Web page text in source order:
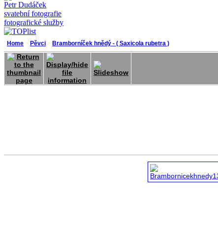
Petr Dudáček
svatební fotografie
fotografické služby
Home Pěvci Bramborníček hnědý - ( Saxicola rubetra )